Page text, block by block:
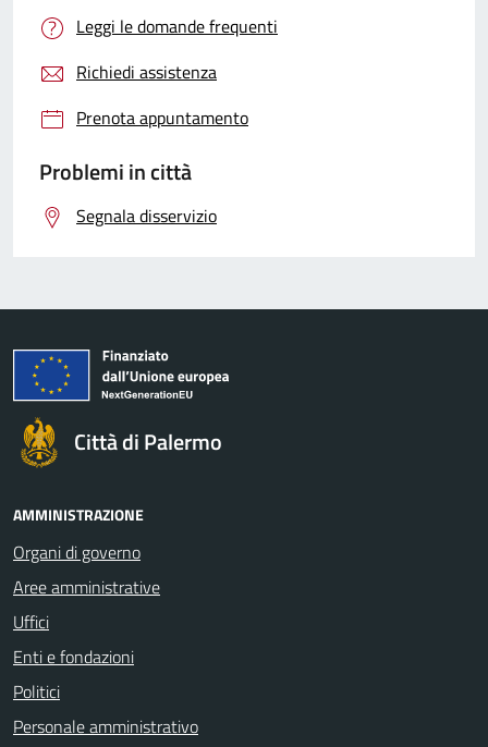
Leggi le domande frequenti
Richiedi assistenza
Prenota appuntamento
Problemi in città
Segnala disservizio
Città di Palermo
AMMINISTRAZIONE
Organi di governo
Aree amministrative
Uffici
Enti e fondazioni
Politici
Personale amministrativo